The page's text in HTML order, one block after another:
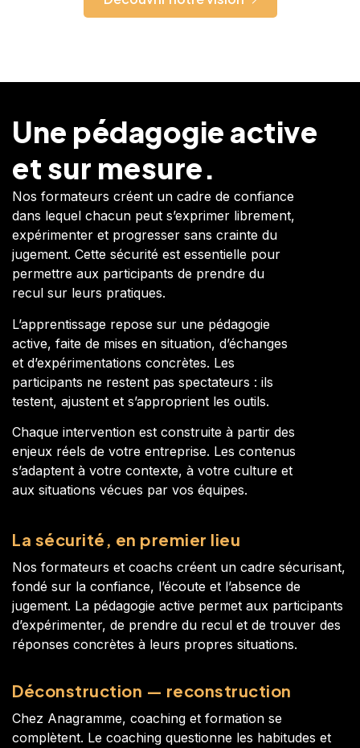
Une pédagogie active
et sur mesure.
Nos formateurs créent un cadre de confiance
dans lequel chacun peut s’exprimer librement,
expérimenter et progresser sans crainte du
jugement. Cette sécurité est essentielle pour
permettre aux participants de prendre du
recul sur leurs pratiques.
L’apprentissage repose sur une pédagogie
active, faite de mises en situation, d’échanges
et d’expérimentations concrètes. Les
participants ne restent pas spectateurs : ils
testent, ajustent et s’approprient les outils.
Chaque intervention est construite à partir des
enjeux réels de votre entreprise. Les contenus
s’adaptent à votre contexte, à votre culture et
aux situations vécues par vos équipes.
La sécurité, en premier lieu
Nos formateurs et coachs créent un cadre sécurisant,
fondé sur la confiance, l’écoute et l’absence de
jugement. La pédagogie active permet aux participants
d’expérimenter, de prendre du recul et de trouver des
réponses concrètes à leurs propres situations.
Déconstruction — reconstruction
Chez Anagramme, coaching et formation se
complètent. Le coaching questionne les habitudes et